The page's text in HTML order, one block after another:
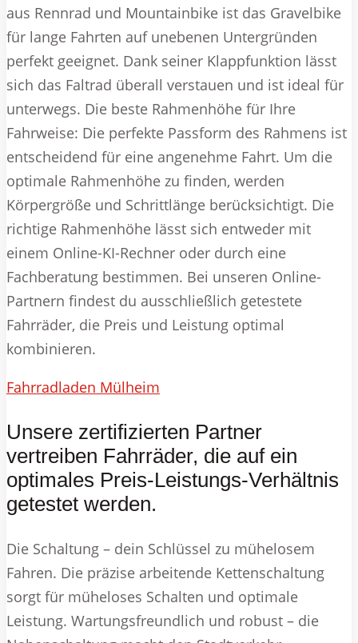
aus Rennrad und Mountainbike ist das Gravelbike
für lange Fahrten auf unebenen Untergründen
perfekt geeignet. Dank seiner Klappfunktion lässt
sich das Faltrad überall verstauen und ist ideal für
unterwegs. Die beste Rahmenhöhe für Ihre
Fahrweise: Die perfekte Passform des Rahmens ist
entscheidend für eine angenehme Fahrt. Um die
optimale Rahmenhöhe zu finden, werden
Körpergröße und Schrittlänge berücksichtigt. Die
richtige Rahmenhöhe lässt sich entweder mit
einem Online-KI-Rechner oder durch eine
Fachberatung bestimmen. Bei unseren Online-
Partnern findest du ausschließlich getestete
Fahrräder, die Preis und Leistung optimal
kombinieren.
Fahrradladen Mülheim
Unsere zertifizierten Partner
vertreiben Fahrräder, die auf ein
optimales Preis-Leistungs-Verhältnis
getestet werden.
Die Schaltung – dein Schlüssel zu mühelosem
Fahren. Die präzise arbeitende Kettenschaltung
sorgt für müheloses Schalten und optimale
Leistung. Wartungsfreundlich und robust – die